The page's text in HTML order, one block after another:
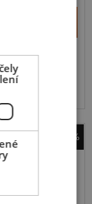
-47%